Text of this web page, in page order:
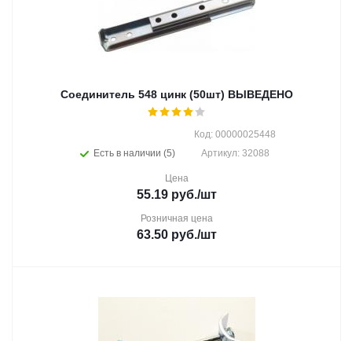
Соединитель 548 цинк (50шт) ВЫВЕДЕНО
Есть в наличии (5)
Код: 00000025448
Артикул: 32088
Цена
55.19 руб./шт
Розничная цена
63.50 руб./шт